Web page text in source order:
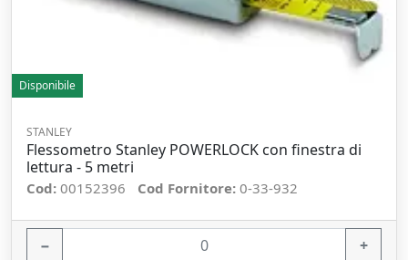
Disponibile
STANLEY
Flessometro Stanley POWERLOCK con finestra di
lettura - 5 metri
Cod: 00152396 Cod Fornitore: 0-33-932
− +